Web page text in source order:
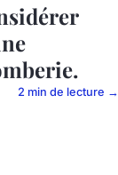
2 min de lecture →